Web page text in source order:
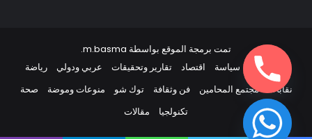
تمت برمجة الموقع بواسطة m.basma
.
أخبار مصر
سياسة اقتصاد تقارير وتحقيقات عربي ودولي
رياضة
نقابات
مجتمع المحامين فن وثقافة توك شو منوعات وموضة
صحة
تكنولجيا
مقالات